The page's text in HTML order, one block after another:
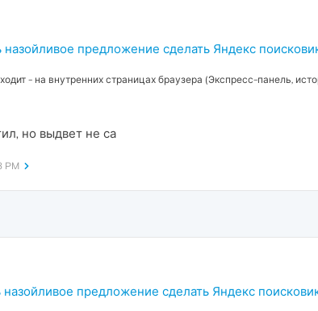
назойливое предложение сделать Яндекс
- на внутренних страницах браузера (Экспресс-панель,
но выдвет не са
PM
назойливое предложение сделать Яндекс